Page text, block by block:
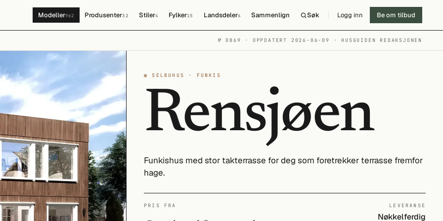
Modeller962 Produsenter32 Stiler4 Fylker15 Landsdeler6 Sammenlign Søk Logg inn Be om tilbud
№ 0869 · OPPDATERT 2026-06-09 · HUSGUIDEN REDAKSJONEN
◍ SELBUHUS · FUNKIS
Rensjøen
Funkishus med stor takterrasse for deg som foretrekker terrasse fremfor
hage.
PRIS FRA LEVERANSE
Nøkkelferdig